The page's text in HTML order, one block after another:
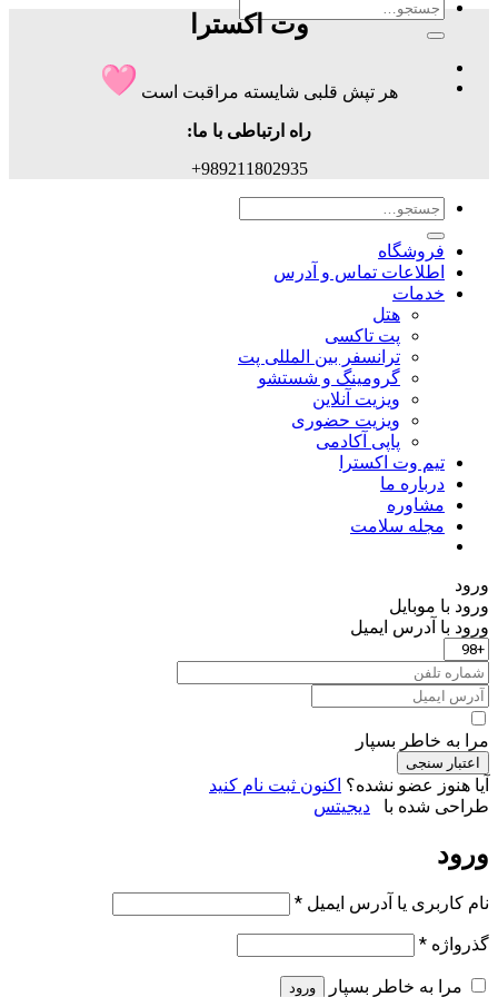
جستجو
وت اکسترا
هر تپش قلبی شایسته مراقبت است
راه ارتباطی با ما:
989211802935+
جستجو
فروشگاه
اطلاعات تماس و آدرس
خدمات
هتل
پت تاکسی
ترانسفر بین المللی پت
گرومینگ و شستشو
ویزیت آنلاین
ویزیت حضوری
پاپی آکادمی
تیم وت اکسترا
درباره ما
مشاوره
مجله سلامت
ورود
ورود با موبایل
ورود با ‫آدرس ایمیل
مرا به خاطر بسپار
اعتبار سنجی
آیا هنوز عضو نشده؟ اکنون ثبت نام کنید
طراحی شده با
دیجیتس
ورود
نام کاربری یا آدرس ایمیل *الزامی
گذرواژه *الزامی
مرا به خاطر بسپار ورود